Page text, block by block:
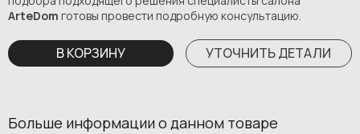
ArteDom готовы провести подробную консультацию.
В КОРЗИНУ УТОЧНИТЬ ДЕТАЛИ
Больше информации о данном товаре